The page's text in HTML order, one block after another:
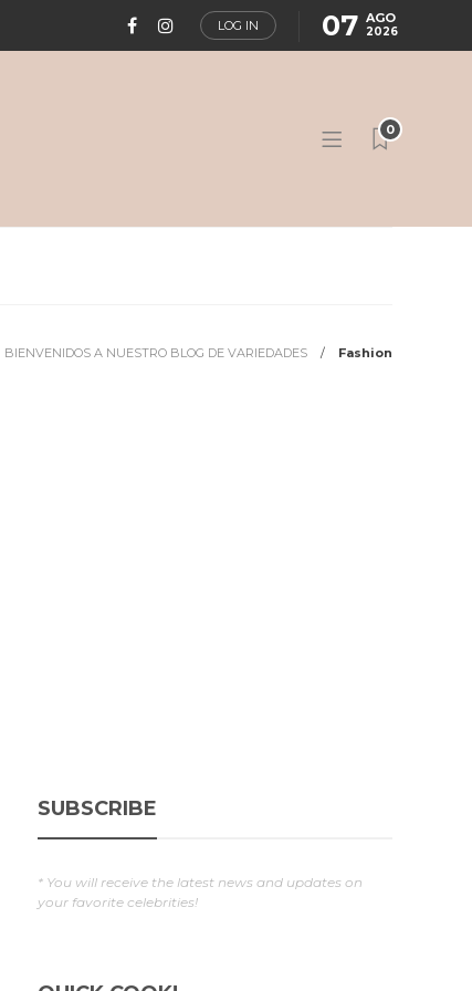
LOG IN 07 AGO
2026
0
BIENVENIDOS A NUESTRO BLOG DE VARIEDADES Fashion
SUBSCRIBE
* You will receive the latest news and updates on
your favorite celebrities!